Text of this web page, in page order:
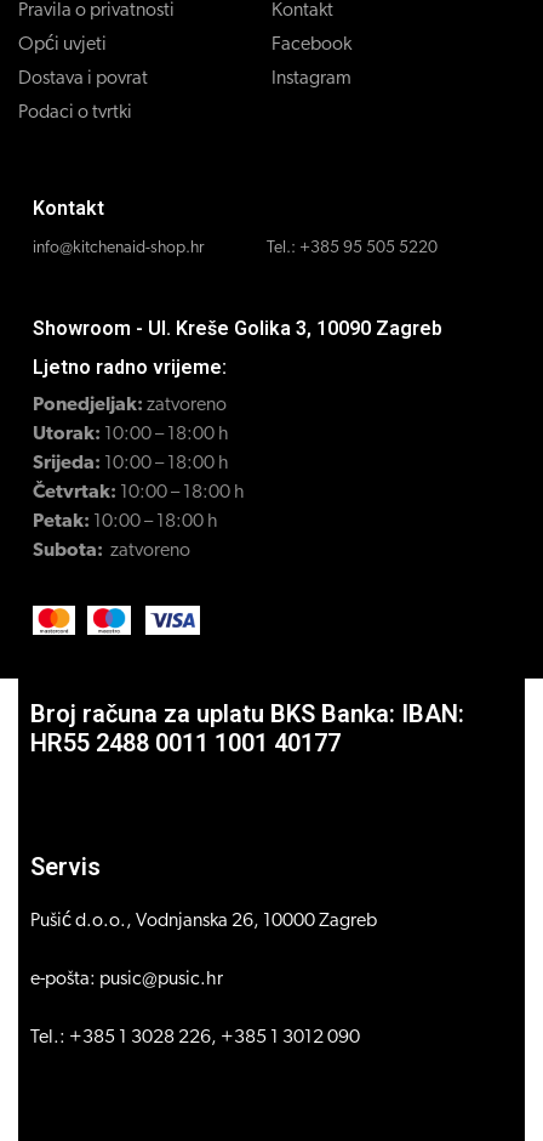
Pravila o privatnosti
Opći uvjeti
Dostava i povrat
Podaci o tvrtki
Kontakt
Facebook
Instagram
Kontakt
info@kitchenaid-shop.hr Tel.: +385 95 505 5220
Showroom - Ul. Kreše Golika 3, 10090 Zagreb
Ljetno radno vrijeme:
Ponedjeljak: zatvoreno
Utorak: 10:00 – 18:00 h
Srijeda: 10:00 – 18:00 h
Četvrtak: 10:00 – 18:00 h
Petak: 10:00 – 18:00 h
Subota: zatvoreno
Broj računa za uplatu BKS Banka: IBAN:
HR55 2488 0011 1001 40177
Servis
Pušić d.o.o., Vodnjanska 26, 10000 Zagreb
e-pošta: pusic@pusic.hr
Tel.: +385 1 3028 226, +385 1 3012 090